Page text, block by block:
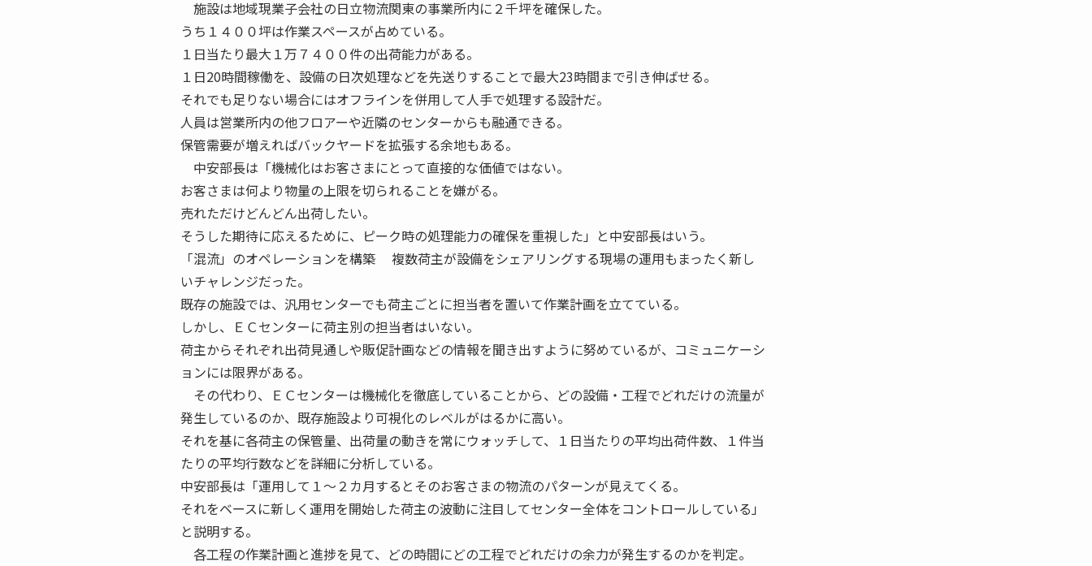
施設は地域現業子会社の日立物流関東の事業所内に２千坪を確保した。
うち１４００坪は作業スペースが占めている。
１日当たり最大１万７４００件の出荷能力がある。
１日20時間稼働を、設備の日次処理などを先送りすることで最大23時間まで引き伸ばせる。
それでも足りない場合にはオフラインを併用して人手で処理する設計だ。
人員は営業所内の他フロアーや近隣のセンターからも融通できる。
保管需要が増えればバックヤードを拡張する余地もある。
中安部長は「機械化はお客さまにとって直接的な価値ではない。
お客さまは何より物量の上限を切られることを嫌がる。
売れただけどんどん出荷したい。
そうした期待に応えるために、ピーク時の処理能力の確保を重視した」と中安部長はいう。
「混流」のオペレーションを構築 複数荷主が設備をシェアリングする現場の運用もまったく新し
いチャレンジだった。
既存の施設では、汎用センターでも荷主ごとに担当者を置いて作業計画を立てている。
しかし、ＥＣセンターに荷主別の担当者はいない。
荷主からそれぞれ出荷見通しや販促計画などの情報を聞き出すように努めているが、コミュニケーシ
ョンには限界がある。
その代わり、ＥＣセンターは機械化を徹底していることから、どの設備・工程でどれだけの流量が
発生しているのか、既存施設より可視化のレベルがはるかに高い。
それを基に各荷主の保管量、出荷量の動きを常にウォッチして、１日当たりの平均出荷件数、１件当
たりの平均行数などを詳細に分析している。
中安部長は「運用して１〜２カ月するとそのお客さまの物流のパターンが見えてくる。
それをベースに新しく運用を開始した荷主の波動に注目してセンター全体をコントロールしている」
と説明する。
各工程の作業計画と進捗を見て、どの時間にどの工程でどれだけの余力が発生するのかを判定。